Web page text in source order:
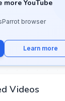
more YouTube
browser
Learn more
Videos